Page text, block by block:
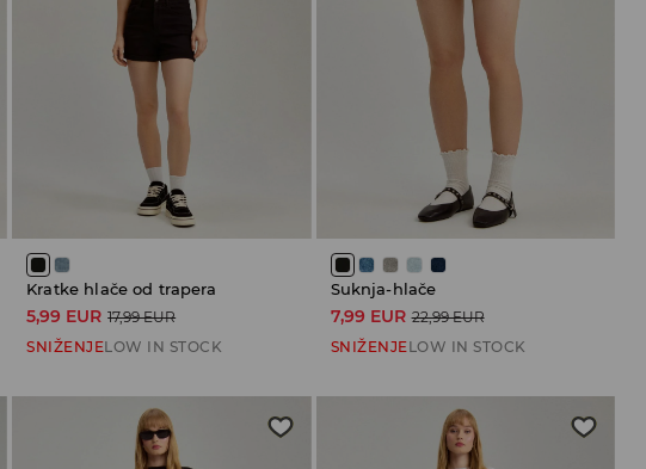
Kratke hlače od trapera
5,99 EUR 17,99 EUR
SNIŽENJELOW IN STOCK
Suknja-hlače
7,99 EUR 22,99 EUR
SNIŽENJELOW IN STOCK